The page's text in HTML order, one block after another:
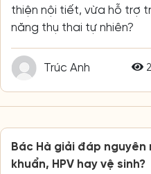
thiện nội tiết, vừa hỗ trợ
năng thụ thai tự nhiên?
Trúc Anh
Bác Hà giải đáp
khuẩn, HPV hay vệ sinh?